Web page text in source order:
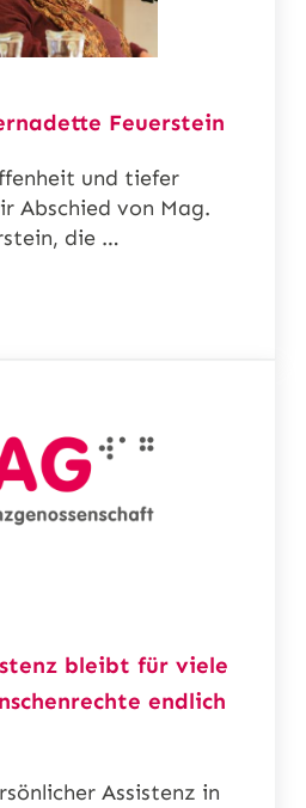
Feuerstein
und tiefer
Abschied von Mag.
die …
Bernadette Feuerstein
bleibt für viele
endlich
Assistenz in